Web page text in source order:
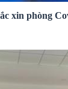
xin phòng